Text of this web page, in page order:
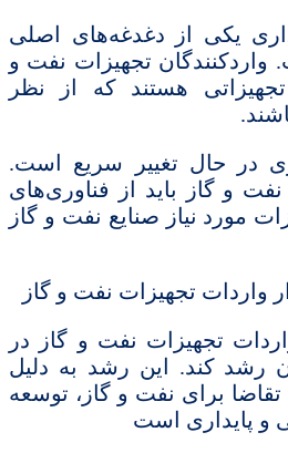
یکی از دغدغه‌های اصلی
تجهیزات نفت و
هستند که از نظر
در حال تغییر سریع است.
نفت و گاز باید از فناوری‌های
مورد نیاز صنایع نفت و گاز
واردات تجهیزات نفت و گاز
تجهیزات نفت و گاز در
رشد کند. این رشد به دلیل
برای نفت و گاز، توسعه
و پایداری است